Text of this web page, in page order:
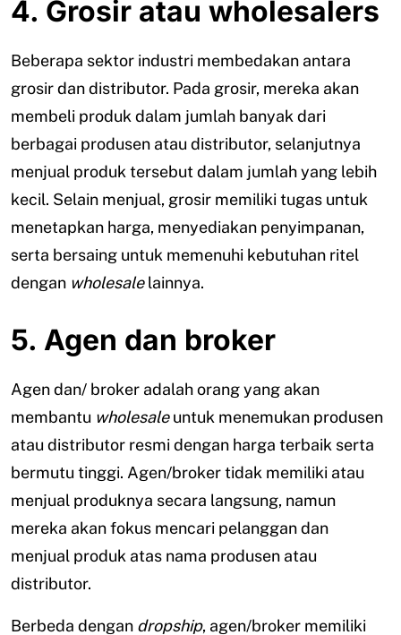
4. Grosir atau wholesalers
Beberapa sektor industri membedakan antara
grosir dan distributor. Pada grosir, mereka akan
membeli produk dalam jumlah banyak dari
berbagai produsen atau distributor, selanjutnya
menjual produk tersebut dalam jumlah yang lebih
kecil. Selain menjual, grosir memiliki tugas untuk
menetapkan harga, menyediakan penyimpanan,
serta bersaing untuk memenuhi kebutuhan ritel
dengan wholesalelainnya.
5. Agen dan broker
Agen dan/ broker adalah orang yang akan
membantu wholesaleuntuk menemukan produsen
atau distributor resmi dengan harga terbaik serta
bermutu tinggi. Agen/broker tidak memiliki atau
menjual produknya secara langsung, namun
mereka akan fokus mencari pelanggan dan
menjual produk atas nama produsen atau
distributor.
Berbeda dengan dropship, agen/broker memiliki